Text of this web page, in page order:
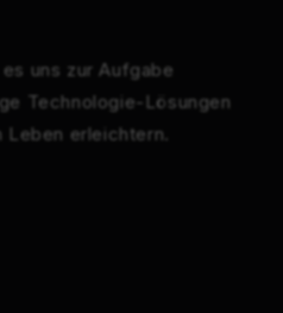
uns zur Aufgabe
Technologie-Lösungen
erleichtern.